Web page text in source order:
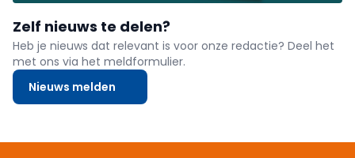
Zelf nieuws te delen?
Heb je nieuws dat relevant is voor onze redactie? Deel het
met ons via het meldformulier.
Nieuws melden